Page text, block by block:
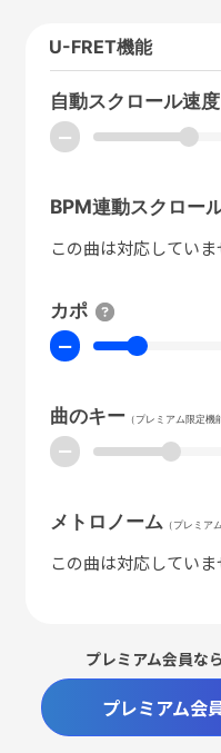
U-FRET機能
自動スクロール速度
ー
BPM連動スクロー
この曲は対応していま
カポ
ー
曲のキー（プレミアム限定機
ー
メトロノーム （プレミア
この曲は対応していま
プレミアム会員な
プレミアム会